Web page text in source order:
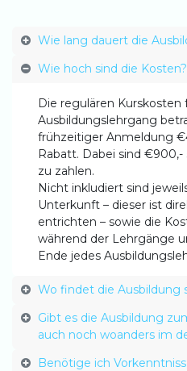
Wie lang dauert die
Wie hoch sind die Kosten?
Die regulären Kurskosten
Ausbildungslehrgang
frühzeitiger Anmeldung
Rabatt. Dabei sind
zu zahlen.
Nicht inkludiert sind
Unterkunft – dieser ist
entrichten – sowie die
während der Lehrgänge
Ende jedes
Wo findet die Ausbildung
Gibt es die Ausbildung
auch noch woanders im
Benötige ich